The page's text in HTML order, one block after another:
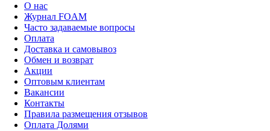
О нас
Журнал FOAM
Часто задаваемые вопросы
Оплата
Доставка и самовывоз
Обмен и возврат
Акции
Оптовым клиентам
Вакансии
Контакты
Правила размещения отзывов
Оплата Долями